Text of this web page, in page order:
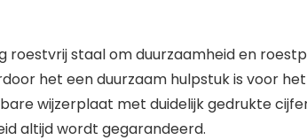
staal om duurzaamheid en
het een duurzaam hulpstuk is voor
wijzerplaat met duidelijk gedrukte
altijd wordt gegarandeerd.